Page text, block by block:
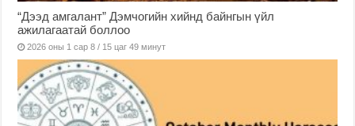
“Дээд амгалант” Дэмчогийн хийнд байнгын үйл
ажилагаатай боллоо
2026 оны 1 сар 8 / 15 цаг 49 минут